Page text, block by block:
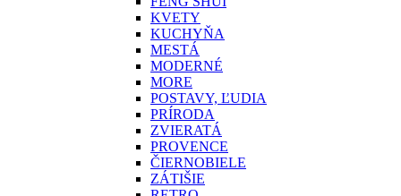
KVETY
KUCHYŇA
MESTÁ
MODERNÉ
MORE
POSTAVY, ĽUDIA
PRÍRODA
ZVIERATÁ
PROVENCE
ČIERNOBIELE
ZÁTIŠIE